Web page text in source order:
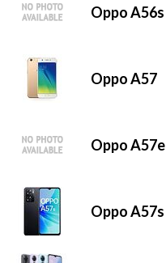
Oppo A56s
Oppo A57
Oppo A57e
Oppo A57s